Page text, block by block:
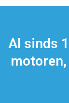
Al sinds